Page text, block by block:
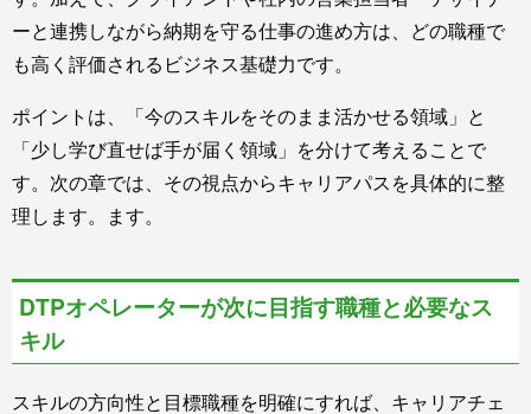
ーと連携しながら納期を守る仕事の進め方は、どの職種で
も高く評価されるビジネス基礎力です。
ポイントは、「今のスキルをそのまま活かせる領域」と
「少し学び直せば手が届く領域」を分けて考えることで
す。次の章では、その視点からキャリアパスを具体的に整
理します。ます。
DTPオペレーターが次に目指す職種と必要なス
キル
スキルの方向性と目標職種を明確にすれば、キャリアチェ